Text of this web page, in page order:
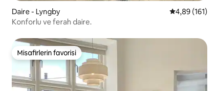
Daire - Lyngby 5 üzerinden
4,89 (161)
Konforlu ve ferah daire.
Misafirlerin favorisi
Misafirlerin favorisi